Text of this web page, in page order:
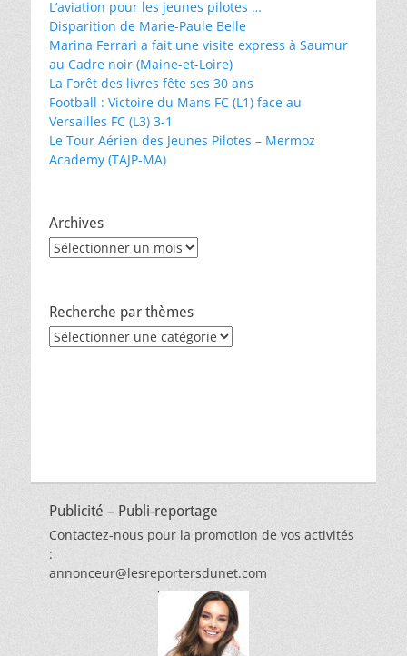
L’aviation pour les jeunes pilotes …
Disparition de Marie-Paule Belle
Marina Ferrari a fait une visite express à Saumur
au Cadre noir (Maine-et-Loire)
La Forêt des livres fête ses 30 ans
Football : Victoire du Mans FC (L1) face au
Versailles FC (L3) 3-1
Le Tour Aérien des Jeunes Pilotes – Mermoz
Academy (TAJP-MA)
Archives
Archives
Recherche par thèmes
Recherche
Publicité – Publi-reportage
Contactez-nous pour la promotion de vos activités
:
annonceur@lesreportersdunet.com